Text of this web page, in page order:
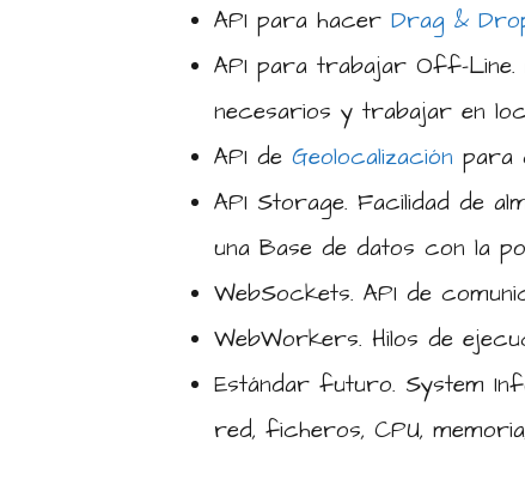
API para hacerDrag &
API para trabajar Off-Line.
necesarios y trabajar en
API deGeolocalización para
API Storage. Facilidad de
una Base de datos con la
WebSockets. API de
WebWorkers. Hilos de
Estándar futuro. System
red, ficheros, CPU,